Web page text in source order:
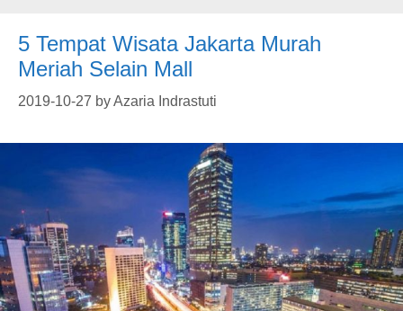
5 Tempat Wisata Jakarta Murah
Meriah Selain Mall
2019-10-27 byAzaria Indrastuti